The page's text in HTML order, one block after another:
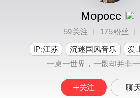
Mopocc
59关注 175粉丝
IP:江苏 沉迷国风音乐
爱
一桌一世界，一骰却并非一
关注 聊